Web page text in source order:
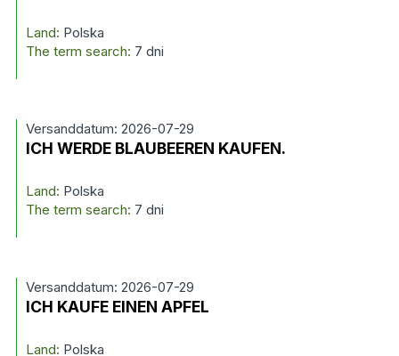
Land: Polska
The term search: 7 dni
Versanddatum: 2026-07-29
ICH WERDE BLAUBEEREN KAUFEN.
Land: Polska
The term search: 7 dni
Versanddatum: 2026-07-29
ICH KAUFE EINEN APFEL
Land: Polska